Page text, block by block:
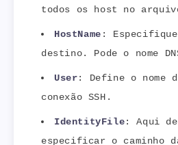
todos os host no
HostName :
destino. Pode o nome
User: Define o nome
conexão SSH.
IdentityFile: Aqui
especificar o caminho